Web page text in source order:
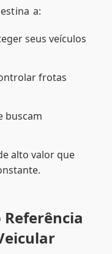
a:
seus veículos
frotas
buscam
alto valor que
Referência